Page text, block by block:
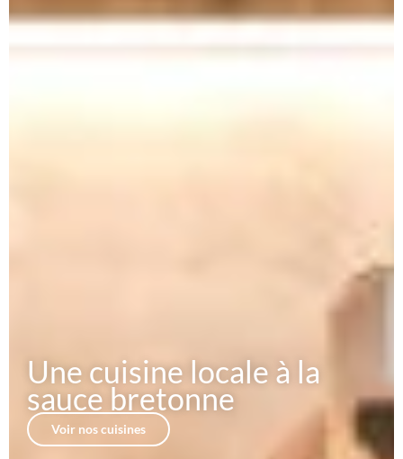
Une cuisine locale à la
sauce bretonne
Voir nos cuisines